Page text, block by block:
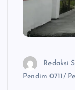
Redaksi
Pendim 0711/